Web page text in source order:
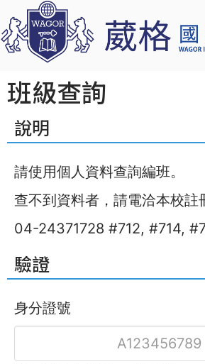
班級查詢
主
要
索
引
標
籤
說明
請使用個人資料查詢編班。
查不到資料者，請電洽本校註
04-24371728 #712, #714,
驗證
身分證號